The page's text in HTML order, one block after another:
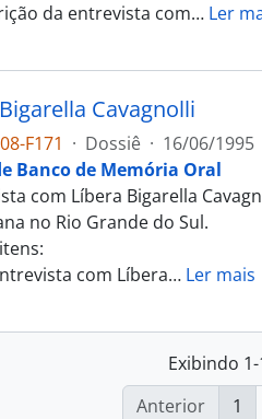
da entrevista com… Ler
Cavagnolli
F171 · Dossiê · 16/06/1995
Banco de Memória Oral
com Líbera Bigarella
no Rio Grande do Sul.
com Líbera… Ler mais
Exibindo
Anterior
1